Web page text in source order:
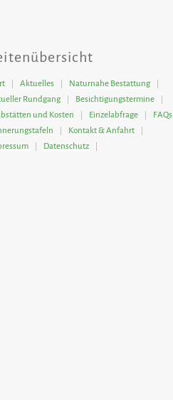
Aktuelles
Naturnahe Bestattung
Rundgang
Besichtigungstermine
und Kosten
Einzelabfrage
FAQs
Kontakt & Anfahrt
Datenschutz